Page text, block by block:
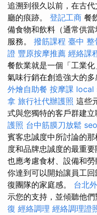
追溯到很久以前，在古
廳的痕跡。 登記工商 餐
備食物和飲料（通常供
服務。 撥筋課程 臺中 整
證 豐原按摩推薦 經絡課
餐飲業就是一個「工業
氣味行銷在創造強大的
外燴自助餐 按摩課 local
拿 旅行社代辦護照 這些
式與您獨特的客戶群建立
護照 台中筋膜刀放鬆
賓客忠誠度中所討論的
度和品牌忠誠度的最重
也應考慮食材、設備和勞
你達到可以開始讓員工
復團隊的家庭感。 台北
示您的支持，並傾聽他
復 經絡調理 經絡調理證